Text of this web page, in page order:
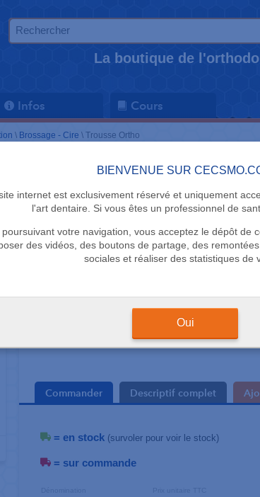
La boutique de
Infos Cours
BIENVENUE SUR
internet est exclusivement réservé et uniquement
l'art dentaire. Si vous êtes un professionnel de
poursuivant votre navigation, vous acceptez le dépôt de
des vidéos, des boutons de partage, des
sociales et réaliser des statistiques de
Oui
\ Brossage - Cire \ Trousse Ortho
Commander Descriptif complet
= en stock (survoler pour voir le stock)
= sur commande